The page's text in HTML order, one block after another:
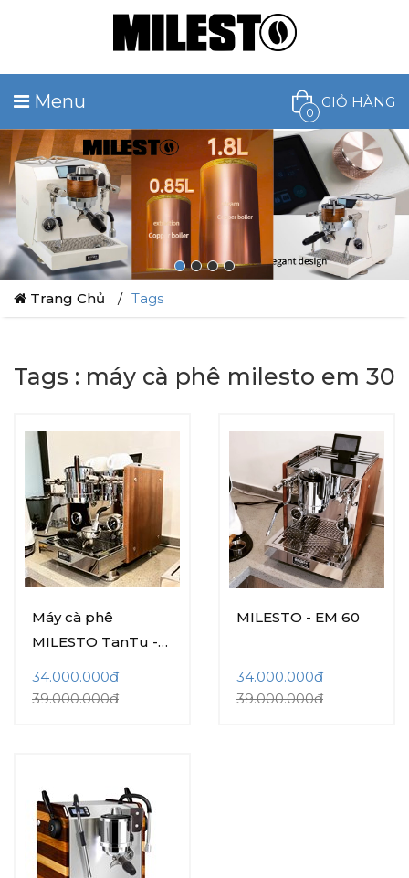
Menu 0
GIỎ HÀNG
Trang Chủ Tags
Tags : máy cà phê milesto em 30
Máy cà phê
MILESTO TanTu -
34.000.000đ
39.000.000đ
MILESTO - EM 60
34.000.000đ
39.000.000đ